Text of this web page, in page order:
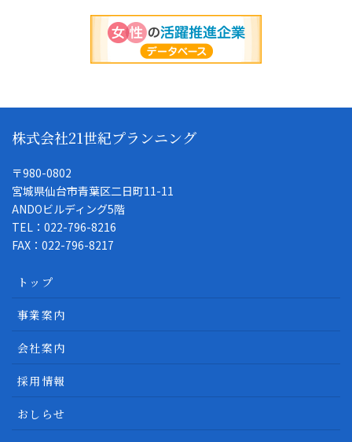
株式会社21世紀プランニング
〒980-0802
宮城県仙台市青葉区二日町11-11
ANDOビルディング5階
TEL：022-796-8216
FAX：022-796-8217
トップ
事業案内
会社案内
採用情報
おしらせ